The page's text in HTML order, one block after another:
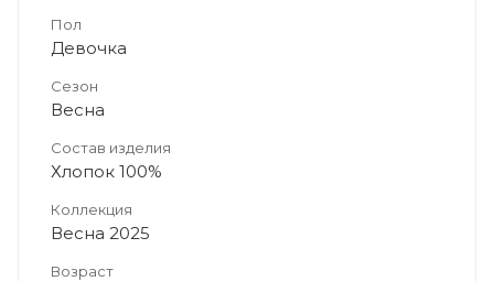
Пол
Девочка
Сезон
Весна
Состав изделия
Хлопок 100%
Коллекция
Весна 2025
Возраст